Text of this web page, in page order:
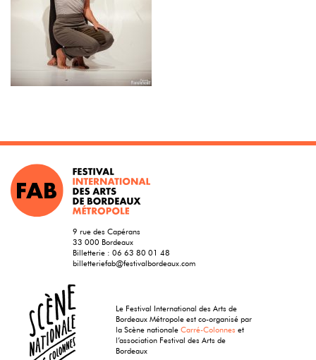
9 rue des Capérans
33 000 Bordeaux
Billetterie : 06 63 80 01 48
billetteriefab@festivalbordeaux.com
Le Festival International des Arts de
Bordeaux Métropole est co-organisé par
la Scène nationaleCarré-Colonnes et
l’association Festival des Arts de
Bordeaux